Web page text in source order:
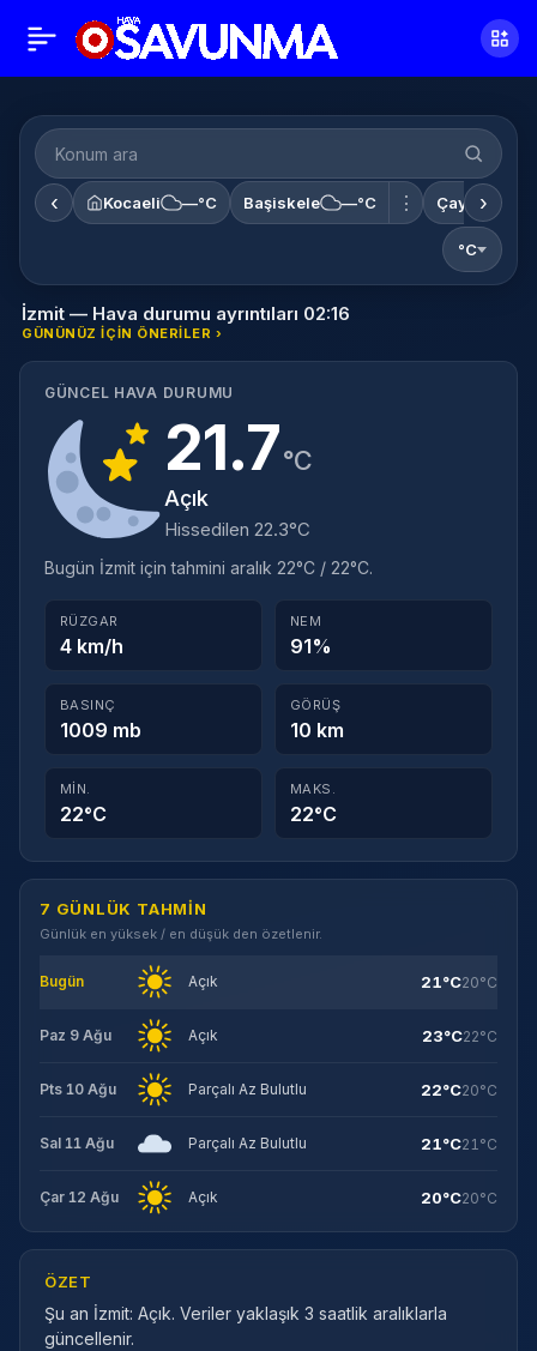
‹ Kocaeli —°C Başiskele —°C ⋮ Çayırova
›
°C
İzmit — Hava durumu ayrıntıları 02:16
GÜNÜNÜZ IÇIN ÖNERILER ›
GÜNCEL HAVA DURUMU
21.7°C
Açık
Hissedilen 22.3°C
Bugün İzmit için tahmini aralık 22°C / 22°C.
RÜZGAR
4 km/h
NEM
91%
BASINÇ
1009 mb
GÖRÜŞ
10 km
MIN.
22°C
MAKS.
22°C
7 GÜNLÜK TAHMIN
Günlük en yüksek / en düşük den özetlenir.
Bugün Açık 21°C20°C
Paz 9 Ağu Açık 23°C22°C
Pts 10 Ağu Parçalı Az Bulutlu 22°C20°C
Sal 11 Ağu Parçalı Az Bulutlu 21°C21°C
Çar 12 Ağu Açık 20°C20°C
ÖZET
Şu an İzmit: Açık. Veriler yaklaşık 3 saatlik aralıklarla
güncellenir.